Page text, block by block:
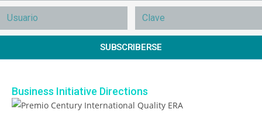
SUBSCRIBERSE
Business Initiative Directions